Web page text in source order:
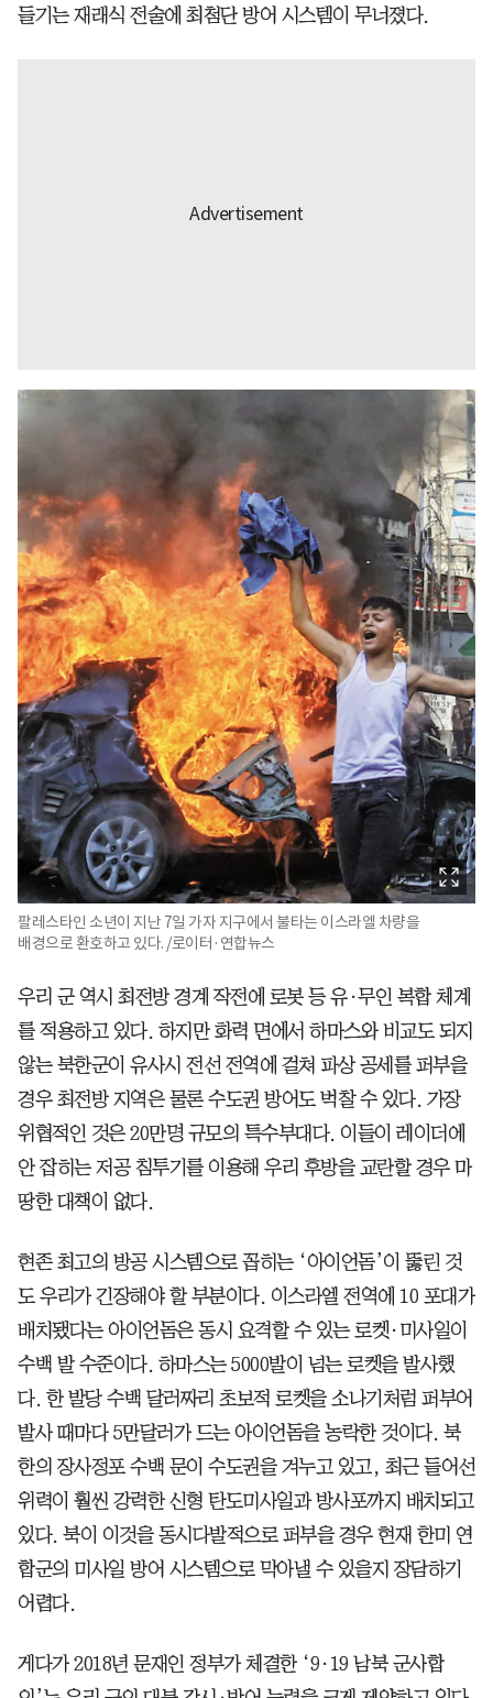
들기는 재래식 전술에 최첨단 방어 시스템이 무너졌다.
팔레스타인 소년이 지난 7일 가자 지구에서 불타는 이스라엘 차량을
배경으로 환호하고 있다. /로이터·연합뉴스
우리 군 역시 최전방 경계 작전에 로봇 등 유·무인 복합 체계
를 적용하고 있다. 하지만 화력 면에서 하마스와 비교도 되지
않는 북한군이 유사시 전선 전역에 걸쳐 파상 공세를 퍼부을
경우 최전방 지역은 물론 수도권 방어도 벅찰 수 있다. 가장
위협적인 것은 20만명 규모의 특수부대다. 이들이 레이더에
안 잡히는 저공 침투기를 이용해 우리 후방을 교란할 경우 마
땅한 대책이 없다.
현존 최고의 방공 시스템으로 꼽히는 ‘아이언돔’이 뚫린 것
도 우리가 긴장해야 할 부분이다. 이스라엘 전역에 10 포대가
배치됐다는 아이언돔은 동시 요격할 수 있는 로켓·미사일이
수백 발 수준이다. 하마스는 5000발이 넘는 로켓을 발사했
다. 한 발당 수백 달러짜리 초보적 로켓을 소나기처럼 퍼부어
발사 때마다 5만달러가 드는 아이언돔을 농락한 것이다. 북
한의 장사정포 수백 문이 수도권을 겨누고 있고, 최근 들어선
위력이 훨씬 강력한 신형 탄도미사일과 방사포까지 배치되고
있다. 북이 이것을 동시다발적으로 퍼부을 경우 현재 한미 연
합군의 미사일 방어 시스템으로 막아낼 수 있을지 장담하기
어렵다.
게다가 2018년 문재인 정부가 체결한 ‘9·19 남북 군사합